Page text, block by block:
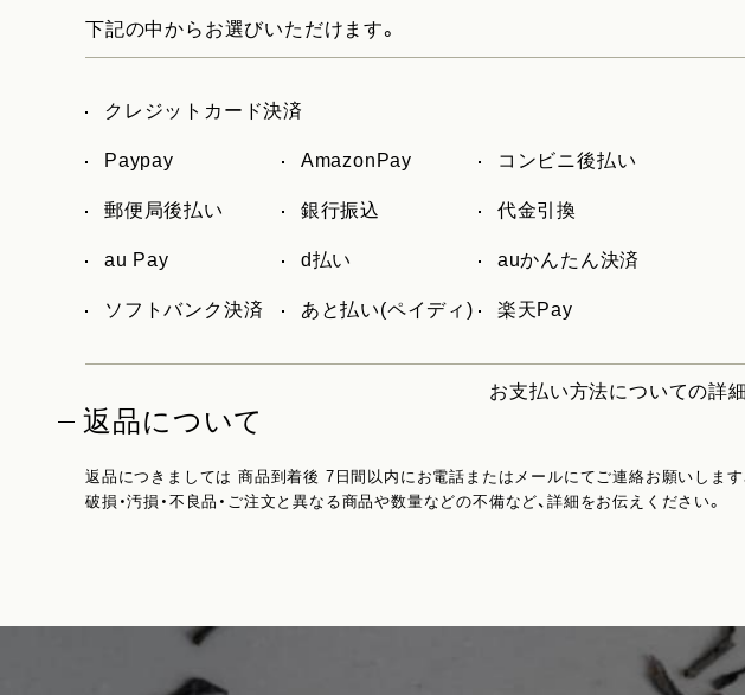
下記の中からお選びいただけます。
クレジットカード決済
Paypay AmazonPay コンビニ後払い
郵便局後払い 銀行振込 代金引換
au Pay d払い auかんたん決済
ソフトバンク決済 あと払い(ペイディ) 楽天Pay
お支払い方法についての詳
返品について
返品につきましては 商品到着後 7日間以内にお電話またはメールにてご連絡お願いします
破損・汚損・不良品・ご注文と異なる商品や数量などの不備など、詳細をお伝えください。